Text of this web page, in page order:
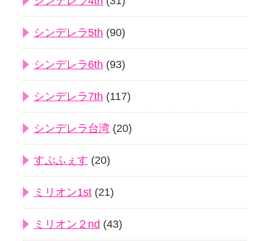
シンデレラ5th (90)
シンデレラ6th (93)
シンデレラ7th (117)
シンデレラ台湾 (20)
すぷふぇす (20)
ミリオン1st (21)
ミリオン２nd (43)